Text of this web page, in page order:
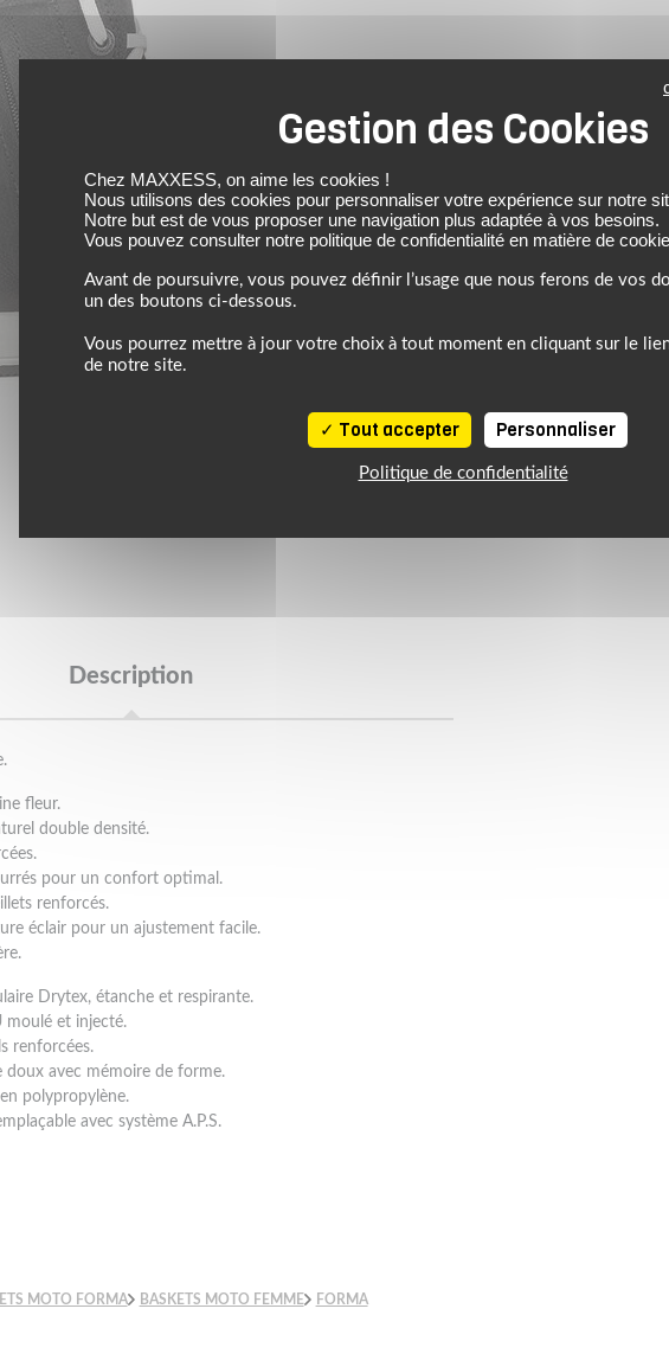
Description
fleur.
double densité.
pour un confort optimal.
renforcés.
éclair pour un ajustement facile.
Drytex, étanche et respirante.
moulé et injecté.
renforcées.
doux avec mémoire de forme.
polypropylène.
avec système A.P.S.
MOTO FORMA BASKETS MOTO FEMME FORMA
Chez MAXXESS, on aime les cookies !
Nous utilisons des cookies pour personnaliser votre expérience sur notre
Notre but est de vous proposer une navigation plus adaptée à vos besoins.
Vous pouvez consulter notre politique de confidentialité en matière de
Avant de poursuivre, vous pouvez définir l’usage que nous ferons de vos
un des boutons ci-dessous.
Vous pourrez mettre à jour votre choix à tout moment en cliquant sur le
de notre site.
Tout accepter Personnaliser
Politique de confidentialité